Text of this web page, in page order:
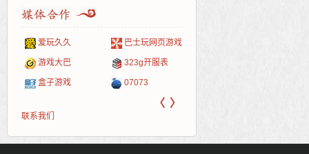
爱玩久久 巴士玩网页游戏
游戏大巴 323g开服表
盒子游戏 07073
〈 〉
联系我们